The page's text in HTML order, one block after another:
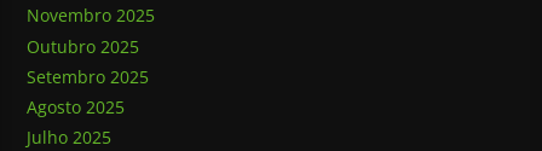
Novembro 2025
Outubro 2025
Setembro 2025
Agosto 2025
Julho 2025